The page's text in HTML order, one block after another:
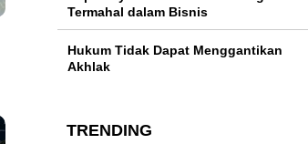
Termahal dalam Bisnis
Hukum Tidak Dapat Menggantikan
Akhlak
TRENDING